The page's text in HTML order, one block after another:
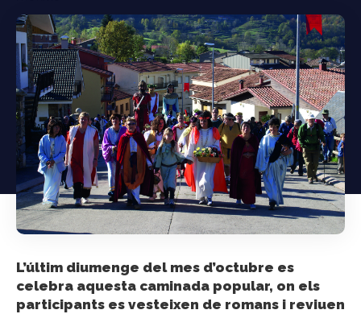
L’últim diumenge del mes d’octubre es
celebra aquesta caminada popular, on els
participants es vesteixen de romans i reviuen